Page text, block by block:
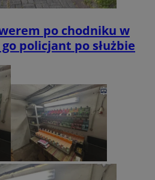
po chodniku w
policjant po służbie